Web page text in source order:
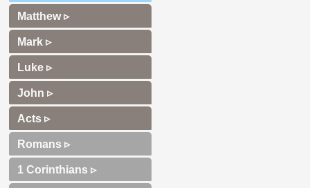
Matthew ▹
Mark ▹
Luke ▹
John ▹
Acts ▹
Romans ▹
1 Corinthians ▹